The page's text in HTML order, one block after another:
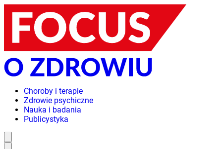
Choroby i terapie
Zdrowie psychiczne
Nauka i badania
Publicystyka